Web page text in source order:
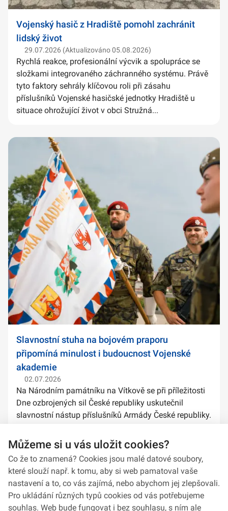
Vojenský hasič z Hradiště pomohl zachránit
lidský život
29.07.2026 (Aktualizováno 05.08.2026)
Rychlá reakce, profesionální výcvik a spolupráce se
složkami integrovaného záchranného systému. Právě
tyto faktory sehrály klíčovou roli při zásahu
příslušníků Vojenské hasičské jednotky Hradiště u
situace ohrožující život v obci Stružná...
Slavnostní stuha na bojovém praporu
připomíná minulost i budoucnost Vojenské
akademie
02.07.2026
Na Národním památníku na Vítkově se při příležitosti
Dne ozbrojených sil České republiky uskutečnil
slavnostní nástup příslušníků Armády České republiky.
stuh na bojové prapory vybranýc...
Můžeme si u vás uložit cookies?
Co že to znamená? Cookies jsou malé datové soubory,
které slouží např. k tomu, aby si web pamatoval vaše
nastavení a to, co vás zajímá, nebo abychom jej zlepšovali.
Pro ukládání různých typů cookies od vás potřebujeme
souhlas. Web bude fungovat i bez souhlasu, s ním ale